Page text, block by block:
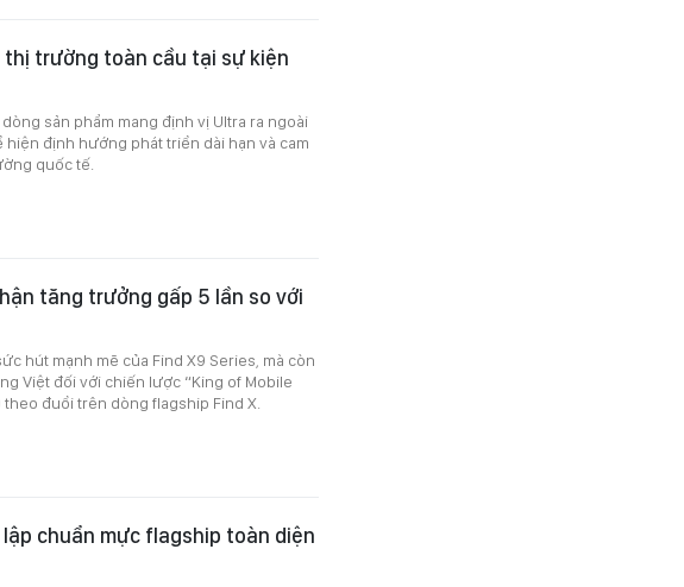
thị trường toàn cầu tại sự kiện
sản phẩm mang định vị Ultra ra ngoài
định hướng phát triển dài hạn và cam
quốc tế.
tăng trưởng gấp 5 lần so với
hút mạnh mẽ của Find X9 Series, mà còn
Việt đối với chiến lược “King of Mobile
đuổi trên dòng flagship Find X.
lập chuẩn mực flagship toàn diện